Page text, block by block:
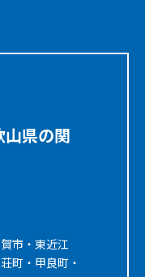
県の関
市・東近江
町・甲良町・